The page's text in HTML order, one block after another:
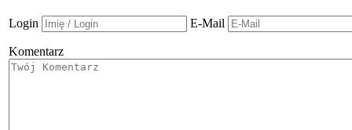
Login E-Mail
Komentarz